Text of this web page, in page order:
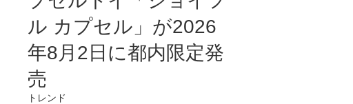
ル カプセル」が2026
年8月2日に都内限定発
売
トレンド